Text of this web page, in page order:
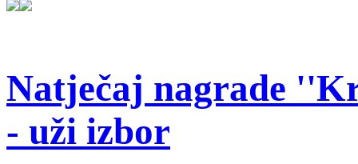
Natječaj nagrade
- uži izbor